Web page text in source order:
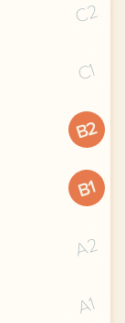
C2
C1
B2
B1
A2
A1